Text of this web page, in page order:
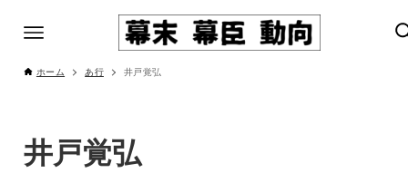
ホーム あ行 井戸覚弘
井戸覚弘